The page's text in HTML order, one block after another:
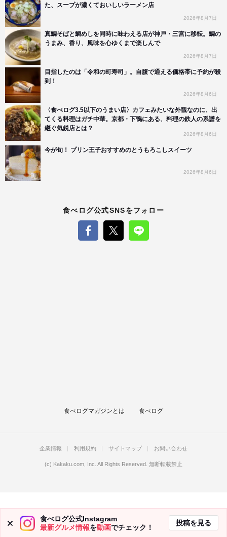
た、スープが濃くておいしいラーメン店
2026年8月7日
真鯛そばと鯛めしを同時に味わえる店が神戸・三宮に移転。鯛の
うまみ、香り、風味を心ゆくまで楽しんで
2026年8月7日
目指したのは「令和の町寿司」。自腹で通える価格帯に予約が殺
到！
2026年8月6日
〈食べログ3.5以下のうまい店〉カフェみたいな外観なのに、出
てくる料理はガチ中華。京都・下鴨にある、料理の鉄人の系譜を
継ぐ気鋭店とは？
2026年8月6日
今が旬！ プリン王子おすすめのとうもろこしスイーツ
2026年8月6日
食べログ公式SNSをフォロー
食べログマガジンとは 食べログ
食べログ公式Instagram
最新グルメ情報を動画でチェック！
投稿を見る
企業情報 利用規約 サイトマップ お問い合わせ
(c) Kakaku.com, Inc. All Rights Reserved. 無断転載禁止